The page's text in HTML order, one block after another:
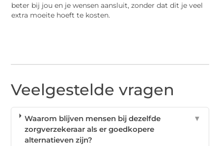
beter bij jou en je wensen aansluit, zonder dat dit je veel
extra moeite hoeft te kosten.
Veelgestelde vragen
Waarom blijven mensen bij dezelfde
zorgverzekeraar als er goedkopere
alternatieven zijn?
▼